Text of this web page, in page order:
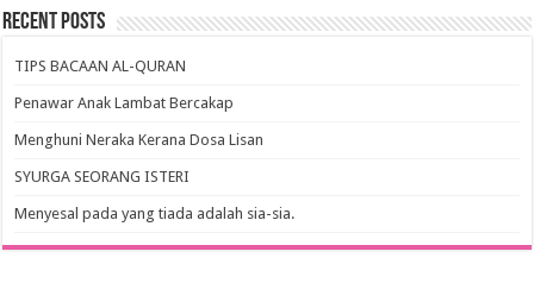
Recent Posts
TIPS BACAAN AL-QURAN
Penawar Anak Lambat Bercakap
Menghuni Neraka Kerana Dosa Lisan
SYURGA SEORANG ISTERI
Menyesal pada yang tiada adalah sia-sia.